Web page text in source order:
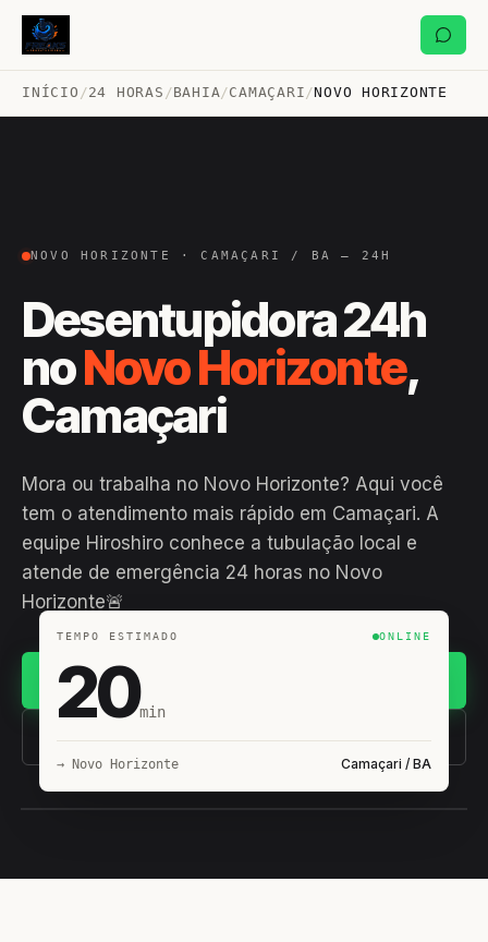
INÍCIO /24 HORAS /BAHIA/CAMAÇARI /NOVO HORIZONTE
NOVO HORIZONTE · CAMAÇARI / BA — 24H
Desentupidora 24h
noNovo Horizonte,
Camaçari
Mora ou trabalha no Novo Horizonte? Aqui você
tem o atendimento mais rápido em Camaçari. A
equipe Hiroshiro conhece a tubulação local e
atende de emergência 24 horas no Novo
Horizonte🚨
(11) 93407-8838
TEMPO ESTIMADO ONLINE
20min
→ Novo Horizonte Camaçari / BA